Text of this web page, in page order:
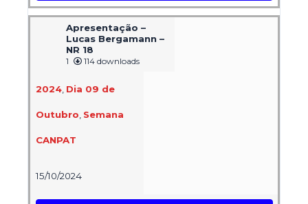
Apresentação –
Lucas Bergamann –
NR 18
1 114 downloads
2024, Dia 09 de
Outubro Semana
CANPAT
15/10/2024